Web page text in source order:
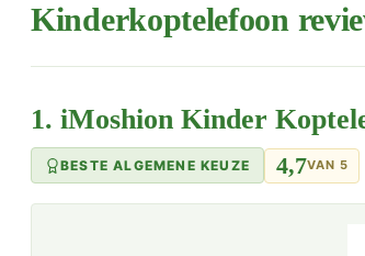
Kinderkoptelefoon
1. iMoshion Kinder
BESTE ALGEMENE KEUZE 4,7VAN 5